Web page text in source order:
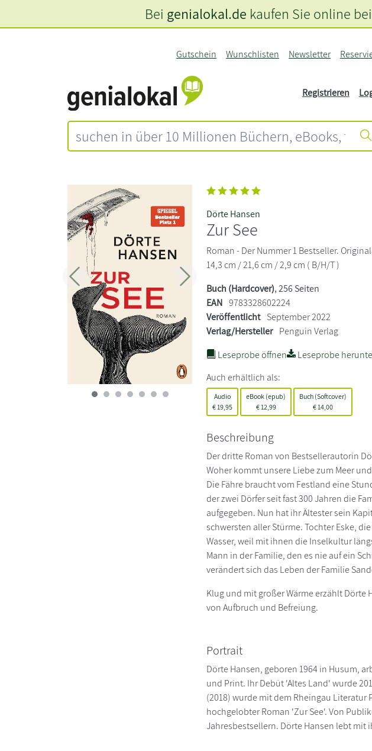
Gutschein Wunschlisten Newsletter
Registrieren
Bei genialokal.de kaufen Sie online
Zurück Weiter
Dörte Hansen
Zur See
Roman - Der Nummer 1 Bestseller.
14,3 cm / 21,6 cm / 2,9 cm ( B/H/T )
Buch (Hardcover), 256 Seiten
EAN 9783328602224
Veröffentlicht September 2022
Verlag/Hersteller Penguin Verlag
Leseprobe öffnen
Leseprobe
Auch erhältlich als:
Audio
€ 19,95
eBook (epub)
€12,99
Buch (Softcover)
€ 14,00
Beschreibung
Der dritte Roman von Bestsellerautorin
Woher kommt unsere Liebe zum Meer
Die Fähre braucht vom Festland eine
der zwei Dörfer seit fast 300 Jahren die
aufgegeben. Nun hat ihr Ältester sein
schwersten aller Stürme. Tochter Eske,
Wasser, weil mit ihnen die Inselkultur
Mann in der Familie, den es nie auf ein
verändert sich das Leben der Familie
Klug und mit großer Wärme erzählt
von Aufbruch und Befreiung.
Portrait
Dörte Hansen, geboren 1964 in Husum,
und Print. Ihr Debüt 'Altes Land' wurde
(2018) wurde mit dem Rheingau
hochgelobter Roman 'Zur See'. Von
Jahresbestsellern. Dörte Hansen lebt mit